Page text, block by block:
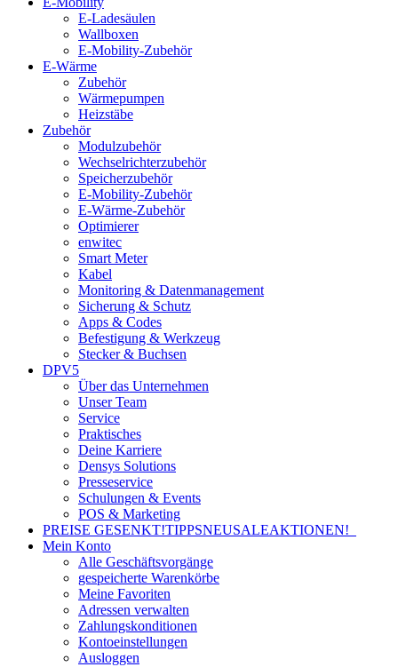
E-Ladesäulen
Wallboxen
E-Mobility-Zubehör
E-Wärme
Zubehör
Wärmepumpen
Heizstäbe
Zubehör
Modulzubehör
Wechselrichterzubehör
Speicherzubehör
E-Mobility-Zubehör
E-Wärme-Zubehör
Optimierer
enwitec
Smart Meter
Kabel
Monitoring & Datenmanagement
Sicherung & Schutz
Apps & Codes
Befestigung & Werkzeug
Stecker & Buchsen
DPV5
Über das Unternehmen
Unser Team
Service
Praktisches
Deine Karriere
Densys Solutions
Presseservice
Schulungen & Events
POS & Marketing
PREISE GESENKT!TIPPSNEUSALEAKTIONEN!
Mein Konto
Alle Geschäftsvorgänge
gespeicherte Warenkörbe
Meine Favoriten
Adressen verwalten
Zahlungskonditionen
Kontoeinstellungen
Ausloggen